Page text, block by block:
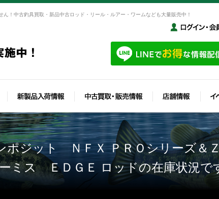
！中古釣具買取・新品中古ロッド・リール・ルアー・ワームなども大量販売中！
ジット ＮＦＸ ＰＲＯシリーズ＆
ミス ＥＤＧＥ ロッドの在庫状況で